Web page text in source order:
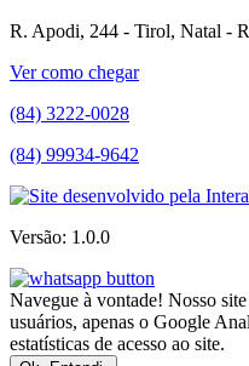
R. Apodi, 244 - Tirol, Natal -
Ver como chegar
(84) 3222-0028
(84) 99934-9642
Versão: 1.0.0
Navegue à vontade! Nosso
usuários, apenas o Google
estatísticas de acesso ao site.